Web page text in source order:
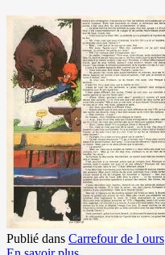
Publié dans Carrefour de l ours